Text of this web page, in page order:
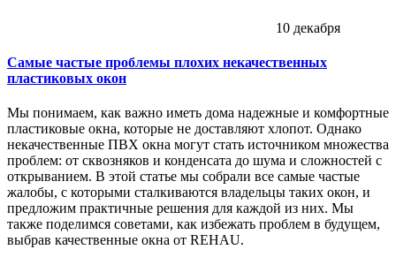
10 декабря
Самые частые проблемы плохих некачественных
пластиковых окон
Мы понимаем, как важно иметь дома надежные и комфортные
пластиковые окна, которые не доставляют хлопот. Однако
некачественные ПВХ окна могут стать источником множества
проблем: от сквозняков и конденсата до шума и сложностей с
открыванием. В этой статье мы собрали все самые частые
жалобы, с которыми сталкиваются владельцы таких окон, и
предложим практичные решения для каждой из них. Мы
также поделимся советами, как избежать проблем в будущем,
выбрав качественные окна от REHAU.